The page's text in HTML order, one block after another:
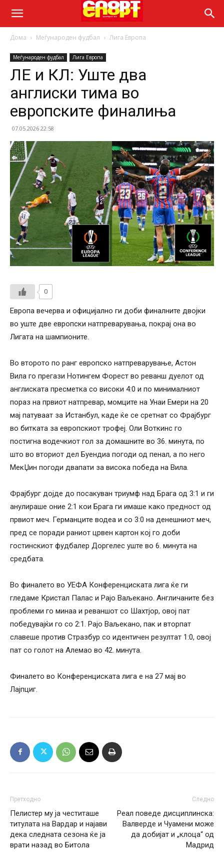
Дома Меѓународен фудбал Лига Европа
Меѓународен фудбал Лига Европа
ЛЕ и КЛ: Уште два
англиски тима во
европските финалиња
07.05.2026 22:58
0
Европа вечерва и официјално ги доби финалните двојки
во уште две европски натпреварувања, покрај она во
Лигата на шампионите.
Во второто по ранг европско натпреварување, Астон
Вила го прегази Нотингем Форест во реванш дуелот од
англиската пресметка со високи 4:0 и по минималниот
пораз на првиот натпревар, момците на Унаи Емери на 20
мај патуваат за Истанбул, каде ќе се сретнат со Фрајбург
во битката за европскиот трофеј. Оли Воткинс го
постигна водечкиот гол за домашните во 36. минута, по
што во вториот дел Буендиа погоди од пенал, а по него
МекЏин погоди двапати за висока победа на Вила.
Фрајбург дојде до посакуван триумф над Брага од 3:1 и ги
анулираше оние 2:1 кои Брага ги имаше како предност од
првиот меч. Германците водеа и со 3:0 на денешниот меч,
пред се поради раниот црвен картон кој го доби
гостинскиот фудбалер Доргелес уште во 6. минута на
средбата.
Во финалето во УЕФА Конференциската лига ќе ги
гледаме Кристал Палас и Рајо Ваљекано. Англичаните без
проблеми го минаа и реваншот со Шахтјор, овој пат
победувајќи го со 2:1. Рајо Ваљекано, пак и вторпат
славеше против Стразбур со идентичен резултат 1:0, овој
пат со голот на Алемао во 42. минута.
Финалето во Конференциската лига е на 27 мај во
Лајпциг.
Претходно
Пелистер му ја честиташе
титулата на Вардар и најави
дека следната сезона ќе ја
врати назад во Битола
Следно
Реал поведе дисциплинска:
Валверде и Чуамени може
да добијат и „клоца“ од
Мадрид